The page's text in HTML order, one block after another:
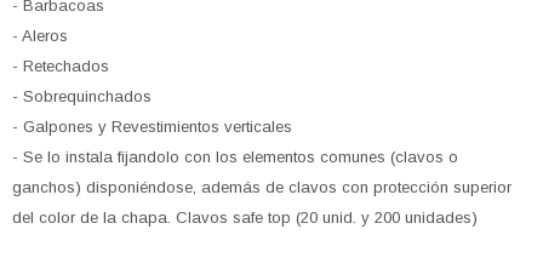
- Barbacoas
- Aleros
- Retechados
- Sobrequinchados
- Galpones y Revestimientos verticales
- Se lo instala fijandolo con los elementos comunes (clavos o
ganchos) disponiéndose, además de clavos con protección superior
del color de la chapa. Clavos safe top (20 unid. y 200 unidades)